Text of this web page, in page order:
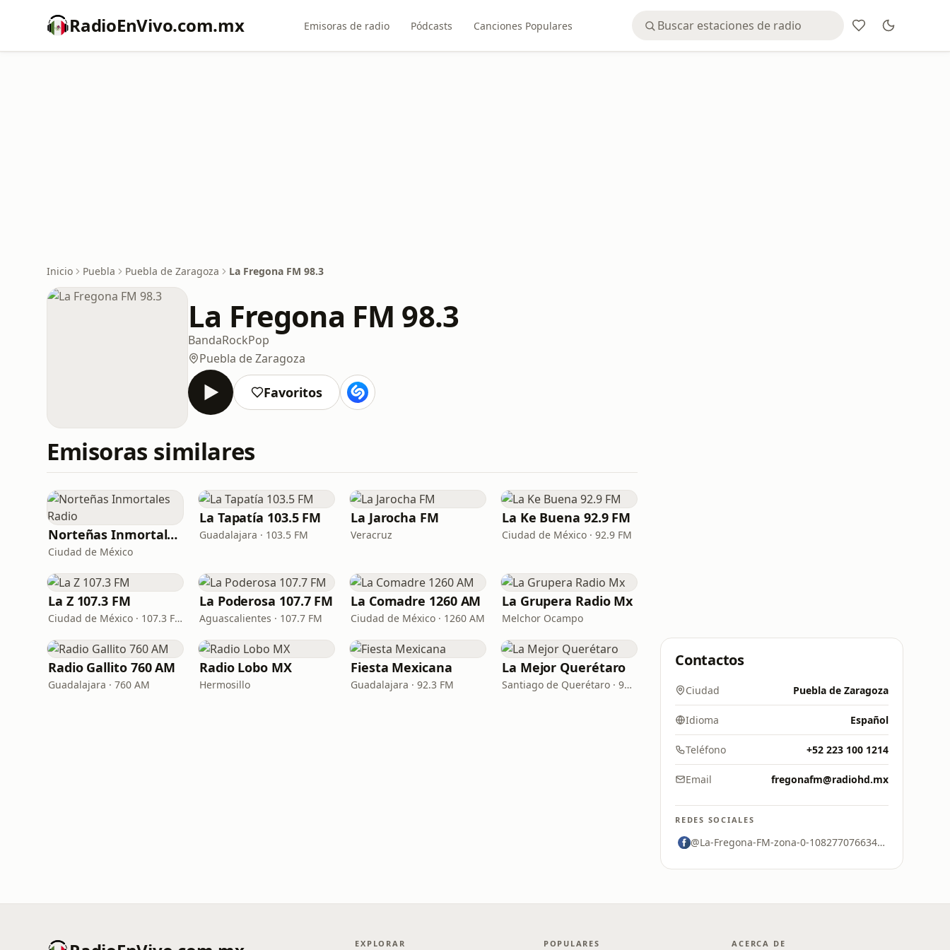
RadioEnVivo.com.mx Emisoras de radio Pódcasts Canciones Populares
Inicio Puebla Puebla de Zaragoza La Fregona FM 98.3
La Fregona FM 98.3
BandaRockPop
Puebla de Zaragoza
Favoritos
Emisoras similares
Norteñas Inmortales Radio
Ciudad de México
La Tapatía 103.5 FM
Guadalajara · 103.5 FM
La Jarocha FM
Veracruz
La Ke Buena 92.9 FM
Ciudad de México · 92.9 FM
La Z 107.3 FM
Ciudad de México · 107.3 FM
La Poderosa 107.7 FM
Aguascalientes · 107.7 FM
La Comadre 1260 AM
Ciudad de México · 1260 AM
La Grupera Radio Mx
Melchor Ocampo
Radio Gallito 760 AM
Guadalajara · 760 AM
Radio Lobo MX
Hermosillo
Fiesta Mexicana
Guadalajara · 92.3 FM
La Mejor Querétaro
Santiago de Querétaro · 92.7 FM
Contactos
Ciudad Puebla de Zaragoza
Idioma Español
Teléfono +52 223 100 1214
Email fregonafm@radiohd.mx
REDES SOCIALES
@La-Fregona-FM-zona-0-108277076634625
EXPLORAR POPULARES ACERCA DE